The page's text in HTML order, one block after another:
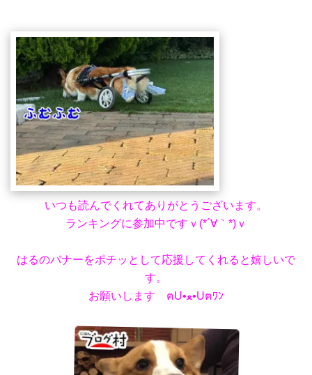
いつも読んでくれてありがとうございます。
ランキングに参加中ですｖ(*´∀｀*)ｖ
はるのバナーをポチッとして応援してくれると嬉しいで
す。
お願いします ฅU•ﻌ•Uฅﾜﾝ